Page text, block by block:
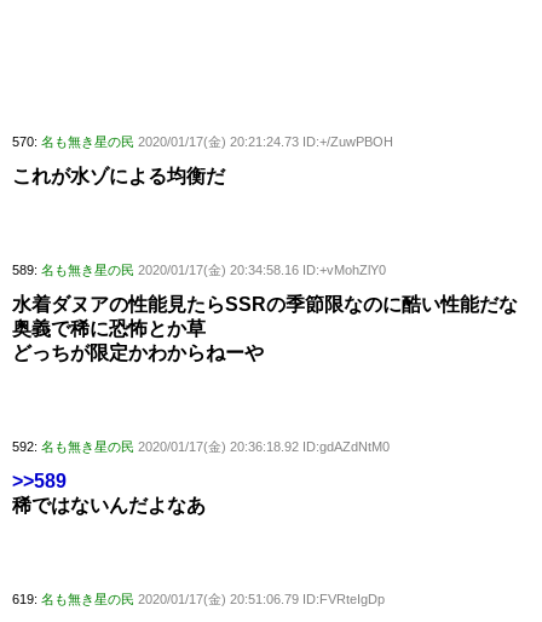
570: 名も無き星の民 2020/01/17(金) 20:21:24.73 ID:+/ZuwPBOH
これが水ゾによる均衡だ
589: 名も無き星の民 2020/01/17(金) 20:34:58.16 ID:+vMohZlY0
水着ダヌアの性能見たらSSRの季節限なのに酷い性能だな
奥義で稀に恐怖とか草
どっちが限定かわからねーや
592: 名も無き星の民 2020/01/17(金) 20:36:18.92 ID:gdAZdNtM0
>>589
稀ではないんだよなあ
619: 名も無き星の民 2020/01/17(金) 20:51:06.79 ID:FVRteIgDp